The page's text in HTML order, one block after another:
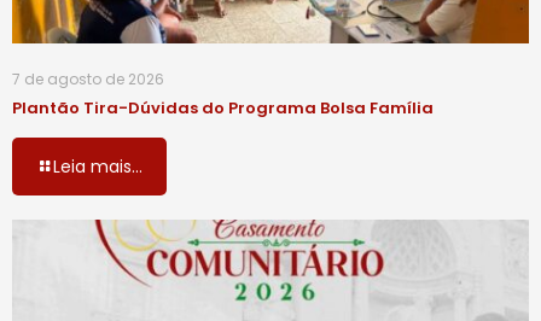
7 de agosto de 2026
Plantão Tira-Dúvidas do Programa Bolsa Família
Leia mais...